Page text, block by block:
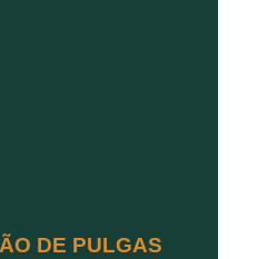
DE PULGAS